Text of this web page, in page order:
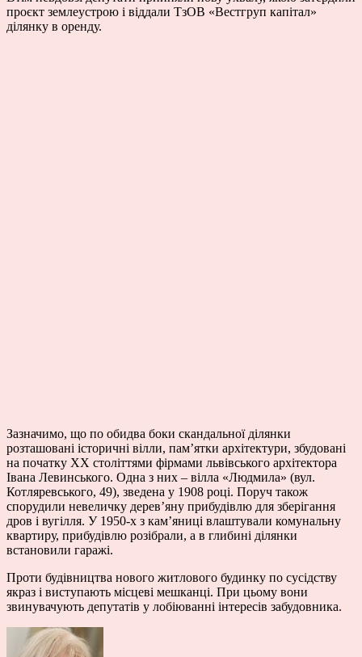
проєкт землеустрою і віддали ТзОВ «Вестгруп капітал»
ділянку в оренду.
Зазначимо, що по обидва боки скандальної ділянки
розташовані історичні вілли, пам’ятки архітектури, збудовані
на початку ХХ століттями фірмами львівського архітектора
Івана Левинського. Одна з них – вілла «Людмила» (вул.
Котляревського, 49), зведена у 1908 році. Поруч також
спорудили невеличку дерев’яну прибудівлю для зберігання
дров і вугілля. У 1950-х з кам’яниці влаштували комунальну
квартиру, прибудівлю розібрали, а в глибині ділянки
встановили гаражі.
Проти будівництва нового житлового будинку по сусідству
якраз і виступають місцеві мешканці. При цьому вони
звинувачують депутатів у лобіюванні інтересів забудовника.